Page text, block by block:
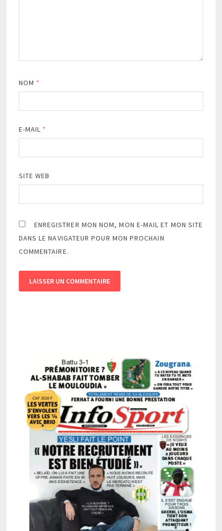
NOM *
E-MAIL *
SITE WEB
ENREGISTRER MON NOM, MON E-MAIL ET MON SITE
DANS LE NAVIGATEUR POUR MON PROCHAIN
COMMENTAIRE.